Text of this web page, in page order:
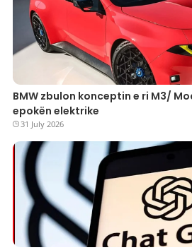
BMW zbulon konceptin e ri M3/
epokën elektrike
31 July 2026